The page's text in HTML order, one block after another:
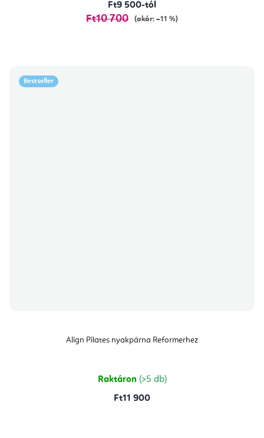
Ft9 500-tól
Ft10 700 (akár: –11 %)
Bestseller
Align Pilates nyakpárna Reformerhez
Raktáron (>5 db)
Ft11 900